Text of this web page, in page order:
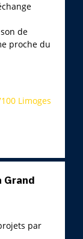
de
proche du
Limoges
Grand
par